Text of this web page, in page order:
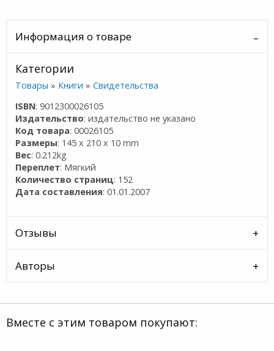
Информация о товаре
Категории
Товары » Книги »Свидетельства
ISBN: 9012300026105
Издательство: издательство не указано
Код товара: 00026105
Размеры: 145 x 210 x 10 mm
Вес: 0.212kg
Переплет: Мягкий
Количество страниц: 152
Дата составления: 01.01.2007
Отзывы
Авторы
Вместе с этим товаром покупают: